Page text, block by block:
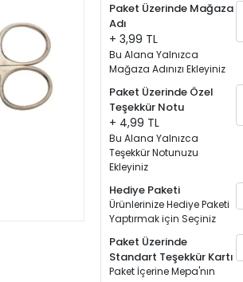
Paket Üzerinde Mağaza
Adı
+ 3,99 TL
Bu Alana Yalnızca
Mağaza Adınızı Ekleyiniz
Paket Üzerinde Özel
Teşekkür Notu
+ 4,99 TL
Bu Alana Yalnızca
Teşekkür Notunuzu
Ekleyiniz
Hediye Paketi
Ürünlerinize Hediye Paketi
Yaptırmak için Seçiniz
Paket Üzerinde
Standart Teşekkür Kartı
Paket İçerine Mepa'nın